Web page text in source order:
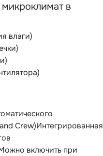
в
влаги)
Crew)Интегрированная
включить при